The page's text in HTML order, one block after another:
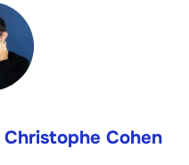
Christophe Cohen